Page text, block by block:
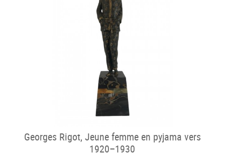
Georges Rigot, Jeune femme en pyjama vers
1920–1930